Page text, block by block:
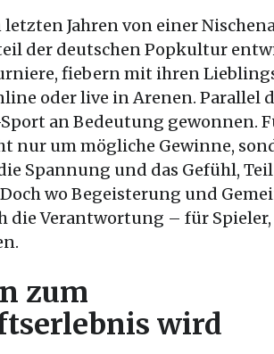
letzten Jahren von einer
der deutschen Popkultur
fiebern mit ihren
oder live in Arenen. Parallel
an Bedeutung gewonnen.
nur um mögliche Gewinne,
Spannung und das Gefühl,
wo Begeisterung und
die Verantwortung – für Spieler,
zum
wird